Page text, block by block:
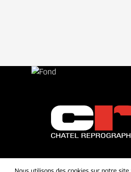
Nous utilisons des cookies sur notre